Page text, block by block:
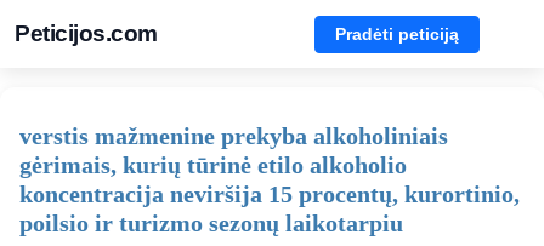
Peticijos.com Pradėti peticiją
verstis mažmenine prekyba alkoholiniais
gėrimais, kurių tūrinė etilo alkoholio
koncentracija neviršija 15 procentų, kurortinio,
poilsio ir turizmo sezonų laikotarpiu